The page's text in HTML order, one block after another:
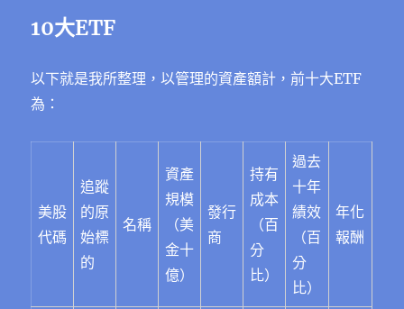
10大ETF
以下就是我所整理，以管理的資產額計，前十大ETF
為：
美股
代碼
追蹤
的原
始標
的
名稱
資產
規模
（美
金十
億）
發行
商
持有
成本
（百
分
比）
過去
十年
績效
（百
分
比）
年化
報酬